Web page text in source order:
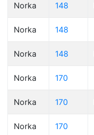
Norka 148
Norka 148
Norka 148
Norka 170
Norka 170
Norka 170